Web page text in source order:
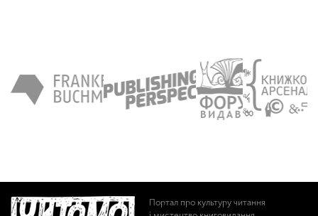
Портал про культуру читання